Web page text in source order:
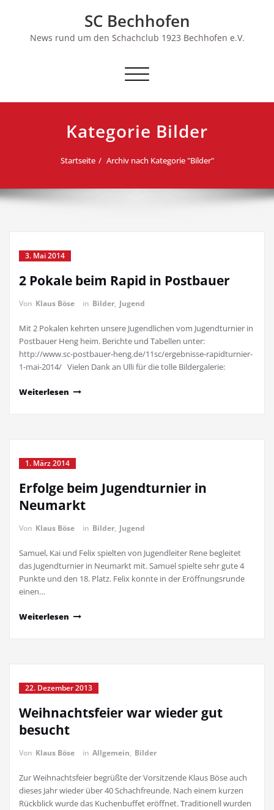
SC Bechhofen
News rund um den Schachclub 1923 Bechhofen e.V.
Schalte
Kategorie Bilder
Startseite Archiv nach Kategorie "Bilder"
3. Mai 2014
2 Pokale beim Rapid in Postbauer
Von Klaus Böse in Bilder, Jugend
Mit 2 Pokalen kehrten unsere Jugendlichen vom Jugendturnier in
Postbauer Heng heim. Berichte und Tabellen unter:
http://www.sc-postbauer-heng.de/11sc/ergebnisse-rapidturnier-
1-mai-2014/ Vielen Dank an Ulli für die tolle Bildergalerie:
Weiterlesen
1. März 2014
Erfolge beim Jugendturnier in
Neumarkt
Von Klaus Böse in Bilder, Jugend
Samuel, Kai und Felix spielten von Jugendleiter Rene begleitet
das Jugendturnier in Neumarkt mit. Samuel spielte sehr gute 4
Punkte und den 18. Platz. Felix konnte in der Eröffnungsrunde
einen…
Weiterlesen
22. Dezember 2013
Weihnachtsfeier war wieder gut
besucht
Von Klaus Böse in Allgemein, Bilder
Zur Weihnachtsfeier begrüßte der Vorsitzende Klaus Böse auch
dieses Jahr wieder über 40 Schachfreunde. Nach einem kurzen
Rückblick wurde das Kuchenbuffet eröffnet. Traditionell wurden